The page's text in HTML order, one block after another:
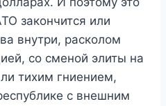
закончится или
внутри, расколом
со сменой элиты на
тихим гниением,
с внешним